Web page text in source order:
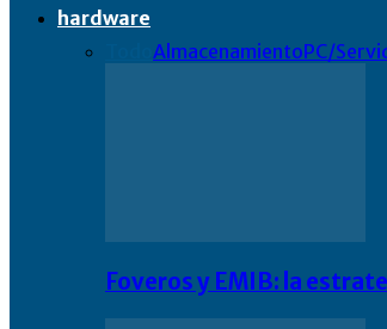
hardware
AlmacenamientoPC/
Foveros y EMIB: la